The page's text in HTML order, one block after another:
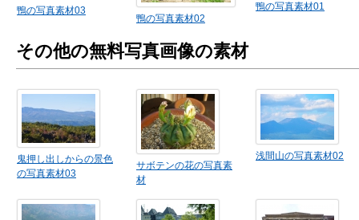
鴨の写真素材03
鴨の写真素材02
鴨の写真素材01
その他の無料写真画像の素材
鬼押し出しからの景色
の写真素材03
サボテンの花の写真素
材
浅間山の写真素材02